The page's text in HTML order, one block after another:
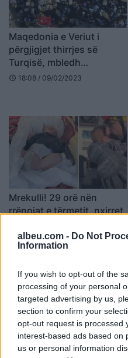
albeu.com - Do Not
Information
If you wish to opt-out of the
processing of your personal
targeted advertising by us,
section to confirm your
opt-out request is processed
interest-based ads based on
us or personal information
Maqedonia e Veriut i
përgjigjet thirrjes së
Turqisë, mbledh
donacione për të prekurit
schedule 18:08 / 09/02/2023
Mrekulli! 29 orë nën
rrënojat e tërmetit, nxirret
(VIDEO)
16:11 / 07/02/2023
të fundit